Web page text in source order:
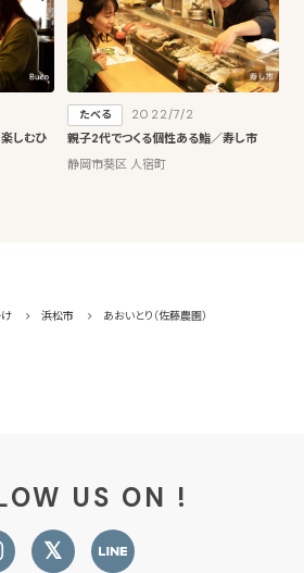
しむひ
たべる
2022/7/2
親子2代でつくる個性ある鮨／寿し市
静岡市葵区 人宿町
浜松市 あおいとり（佐藤農園）
US ON !